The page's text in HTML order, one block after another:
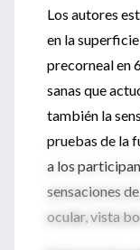
Los autores
en la
precorneal en
sanas que
también la
pruebas de la
a los
sensaciones
ocular, vista